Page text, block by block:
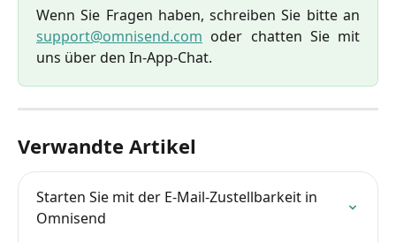
Wenn Sie Fragen haben, schreiben Sie bitte an
support@omnisend.com oder chatten Sie mit
uns über den In-App-Chat.
Verwandte Artikel
Starten Sie mit der E-Mail-Zustellbarkeit in
Omnisend